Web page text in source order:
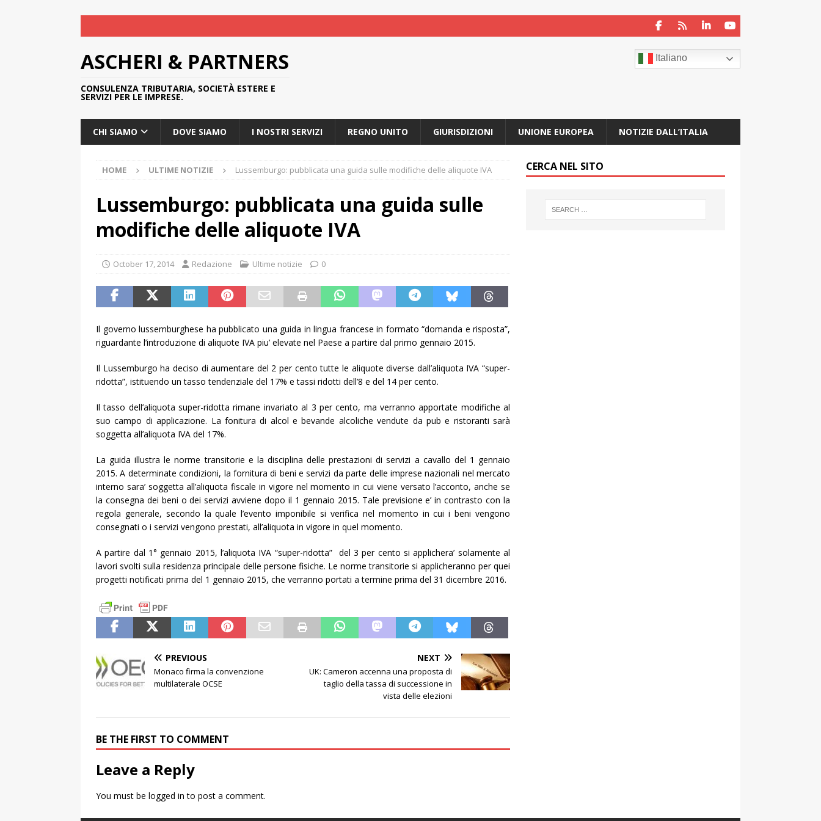
ASCHERI & PARTNERS
CONSULENZA TRIBUTARIA, SOCIETÀ ESTERE E
SERVIZI PER LE IMPRESE.
Italiano
CHI SIAMO DOVE SIAMO I NOSTRI SERVIZI REGNO UNITO GIURISDIZIONI UNIONE EUROPEA NOTIZIE DALL’ITALIA
HOME ULTIME NOTIZIE Lussemburgo: pubblicata una guida sulle modifiche delle aliquote IVA
Lussemburgo: pubblicata una guida sulle
modifiche delle aliquote IVA
October 17, 2014 Redazione Ultime notizie 0
Il governo lussemburghese ha pubblicato una guida in lingua francese in formato “domanda e risposta”,
riguardante l’introduzione di aliquote IVA piu’ elevate nel Paese a partire dal primo gennaio 2015.
Il Lussemburgo ha deciso di aumentare del 2 per cento tutte le aliquote diverse dall’aliquota IVA “super-
ridotta”, istituendo un tasso tendenziale del 17% e tassi ridotti dell’8 e del 14 per cento.
Il tasso dell’aliquota super-ridotta rimane invariato al 3 per cento, ma verranno apportate modifiche al
suo campo di applicazione. La fonitura di alcol e bevande alcoliche vendute da pub e ristoranti sarà
soggetta all’aliquota IVA del 17%.
La guida illustra le norme transitorie e la disciplina delle prestazioni di servizi a cavallo del 1 gennaio
2015. A determinate condizioni, la fornitura di beni e servizi da parte delle imprese nazionali nel mercato
interno sara’ soggetta all’aliquota fiscale in vigore nel momento in cui viene versato l’acconto, anche se
la consegna dei beni o dei servizi avviene dopo il 1 gennaio 2015. Tale previsione e’ in contrasto con la
regola generale, secondo la quale l’evento imponibile si verifica nel momento in cui i beni vengono
consegnati o i servizi vengono prestati, all’aliquota in vigore in quel momento.
A partire dal 1° gennaio 2015, l’aliquota IVA “super-ridotta” del 3 per cento si applichera’ solamente al
lavori svolti sulla residenza principale delle persone fisiche. Le norme transitorie si applicheranno per quei
progetti notificati prima del 1 gennaio 2015, che verranno portati a termine prima del 31 dicembre 2016.
PREVIOUS
Monaco firma la convenzione
multilaterale OCSE
NEXT
UK: Cameron accenna una proposta di
taglio della tassa di successione in
vista delle elezioni
BE THE FIRST TO COMMENT
Leave a Reply
You must be logged in to post a comment.
CERCA NEL SITO